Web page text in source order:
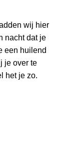
wij hier
nacht dat je
een huilend
je over te
het je zo.